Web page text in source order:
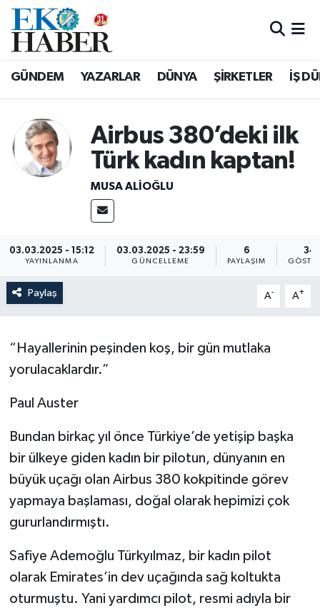
GÜNDEM YAZARLAR DÜNYA ŞİRKETLER İŞ
Airbus 380’deki ilk
Türk kadın kaptan!
MUSA ALIOĞLU
03.03.2025 - 15:12
YAYINLANMA
03.03.2025 - 23:59
GÜNCELLEME
6
PAYLAŞIM
34
Paylaş A- A+
“Hayallerinin peşinden koş, bir gün mutlaka
yorulacaklardır.”
Paul Auster
Bundan birkaç yıl önce Türkiye’de yetişip başka
bir ülkeye giden kadın bir pilotun, dünyanın en
büyük uçağı olan Airbus 380 kokpitinde görev
yapmaya başlaması, doğal olarak hepimizi çok
gururlandırmıştı.
Safiye Ademoğlu Türkyılmaz, bir kadın pilot
olarak Emirates’in dev uçağında sağ koltukta
oturmuştu. Yani yardımcı pilot, resmi adıyla bir
Hava Durumu
Süper Lig Puan Durumu ve Fikstür
Tüm Manşetler
Son Dakika Haberleri